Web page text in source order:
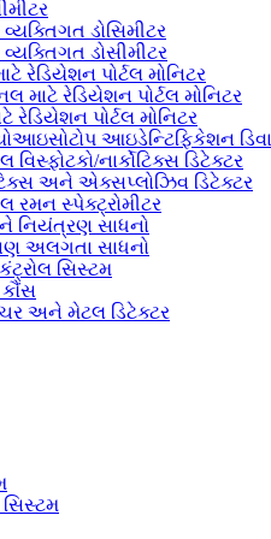
વ્યક્તિગત ડોસિમીટર
વ્યક્તિગત ડોસીમીટર
રેડિયેશન પોર્ટલ મોનિટર
માટે રેડિયેશન પોર્ટલ મોનિટર
રેડિયેશન પોર્ટલ મોનિટર
આઇડેન્ટિફિકેશન
નાર્કોટિક્સ ડિટેક્ટર
અને એક્સપ્લોઝિવ ડિટેક્ટર
રમન સ્પેક્ટ્રોમીટર
નિયંત્રણ સાધનો
અલગતા સાધનો
સિસ્ટમ
કૌંસ
અને મેટલ ડિટેક્ટર